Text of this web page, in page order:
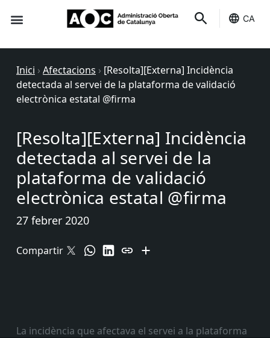
CA
Inici › Afectacions › [Resolta][Externa] Incidència
detectada al servei de la plataforma de validació
electrònica estatal @firma
[Resolta][Externa] Incidència
detectada al servei de la
plataforma de validació
electrònica estatal @firma
27 febrer 2020
Compartir
La incidència que afectava el servei a la plataforma